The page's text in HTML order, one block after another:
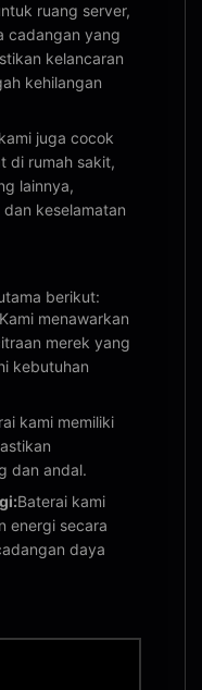
ruang server,
cadangan yang
kelancaran
kehilangan
juga cocok
di rumah sakit,
lainnya,
keselamatan
berikut:
Kami menawarkan
merek yang
kebutuhan
kami memiliki
dan andal.
Baterai kami
energi secara
daya